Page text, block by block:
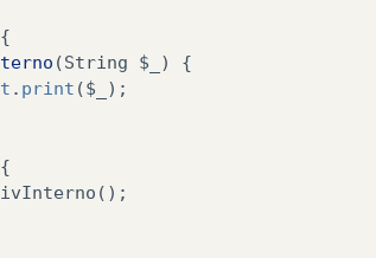
{
(String $_ )
{
. print ($_
);
{
();